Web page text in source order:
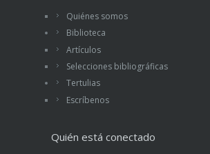
Quiénes somos
Biblioteca
Artículos
Selecciones bibliográficas
Tertulias
Escríbenos
Quién está conectado